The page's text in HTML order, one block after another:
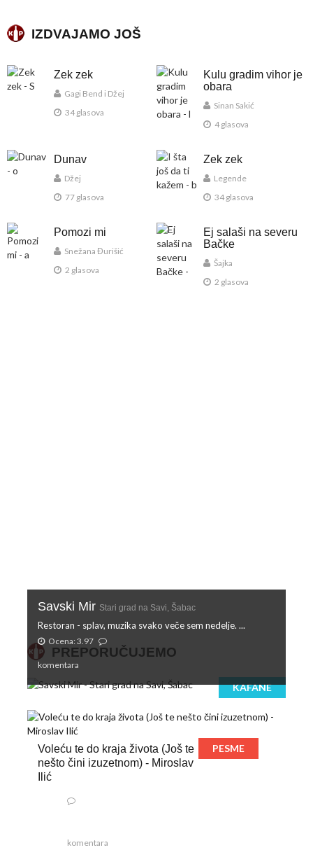
IZDVAJAMO JOŠ
Zek zek
Gagi Bend i Džej
34 glasova
Kulu gradim vihor je
obara
Sinan Sakić
4 glasova
Dunav
Džej
77 glasova
Zek zek
Legende
34 glasova
Pomozi mi
Snežana Đurišić
2 glasova
Ej salaši na severu
Bačke
Šajka
2 glasova
PREPORUČUJEMO
KAFANE
Savski Mir Stari grad na Savi, Šabac
Restoran - splav, muzika svako veče sem nedelje. ...
Ocena: 3.97
komentara
Voleću te do kraja života (Još te
nešto čini izuzetnom) - Miroslav
Ilić
PESME
komentara